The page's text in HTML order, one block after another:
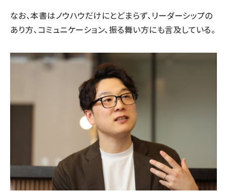
なお、本書はノウハウだけにとどまらず、リーダーシップの
あり方、コミュニケーション、振る舞い方にも言及している。